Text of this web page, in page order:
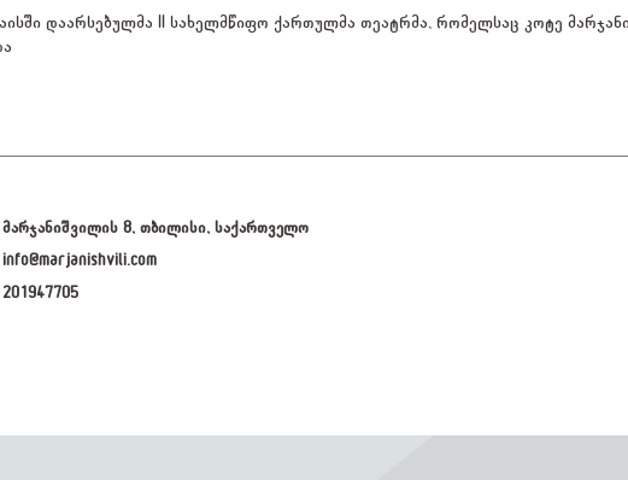
დაარსებულმა II სახელმწიფო ქართულმა თეატრმა, რომელსაც კოტე
მარჯანიშვილის 8, თბილისი, საქართველო
info@marjanishvili.com
201947705